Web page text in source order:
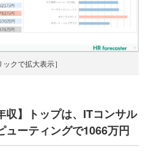
ックで拡大表示］
収】トップは、ITコンサル
ューティングで1066万円